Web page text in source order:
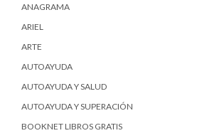
ANAGRAMA
ARIEL
ARTE
AUTOAYUDA
AUTOAYUDA Y SALUD
AUTOAYUDA Y SUPERACIÓN
BOOKNET LIBROS GRATIS